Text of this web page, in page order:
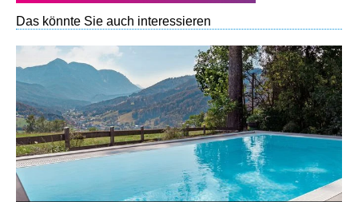
Das könnte Sie auch interessieren